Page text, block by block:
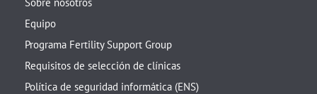
Equipo
Programa Fertility Support Group
Requisitos de selección de clínicas
Política de seguridad informática (ENS)